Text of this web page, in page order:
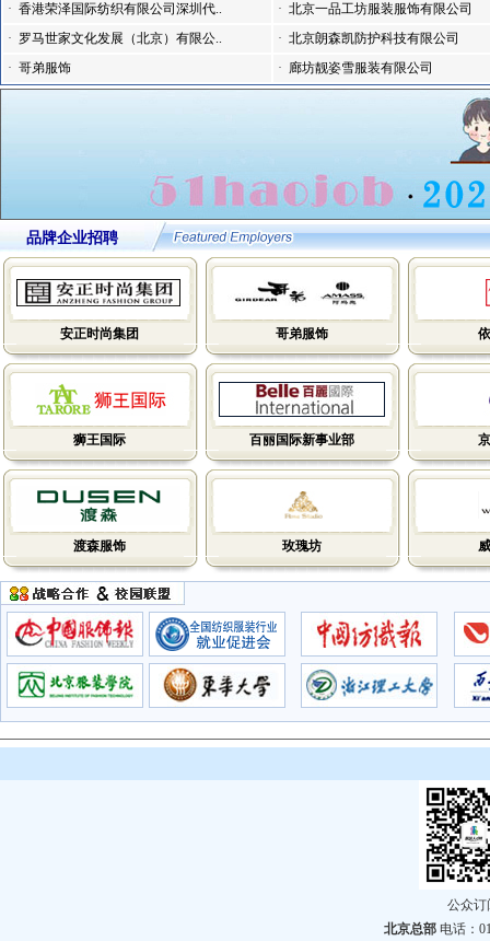
· 香港荣泽国际纺织有限公司深圳代.. · 北京一品工坊服装服饰有限公司
· 罗马世家文化发展（北京）有限公.. · 北京朗森凯防护科技有限公司
· 哥弟服饰 · 廊坊靓姿雪服装有限公司
品牌企业招聘
安正时尚集团 哥弟服饰
狮王国际 百丽国际新事业部
渡森服饰 玫瑰坊
公众
北京总部 电话：